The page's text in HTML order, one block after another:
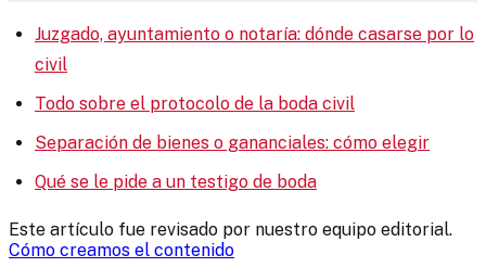
Juzgado, ayuntamiento o notaría: dónde casarse por lo
civil
Todo sobre el protocolo de la boda civil
Separación de bienes o gananciales: cómo elegir
Qué se le pide a un testigo de boda
Este artículo fue revisado por nuestro equipo editorial.
Cómo creamos el contenido